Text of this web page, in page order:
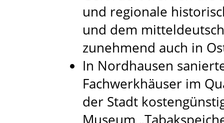
und regionale
und dem
zunehmend auch in
In Nordhausen
Fachwerkhäuser im
der Stadt